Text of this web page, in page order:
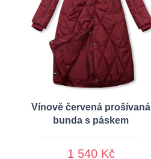
Vínově červená prošívaná
bunda s páskem
1 540 Kč